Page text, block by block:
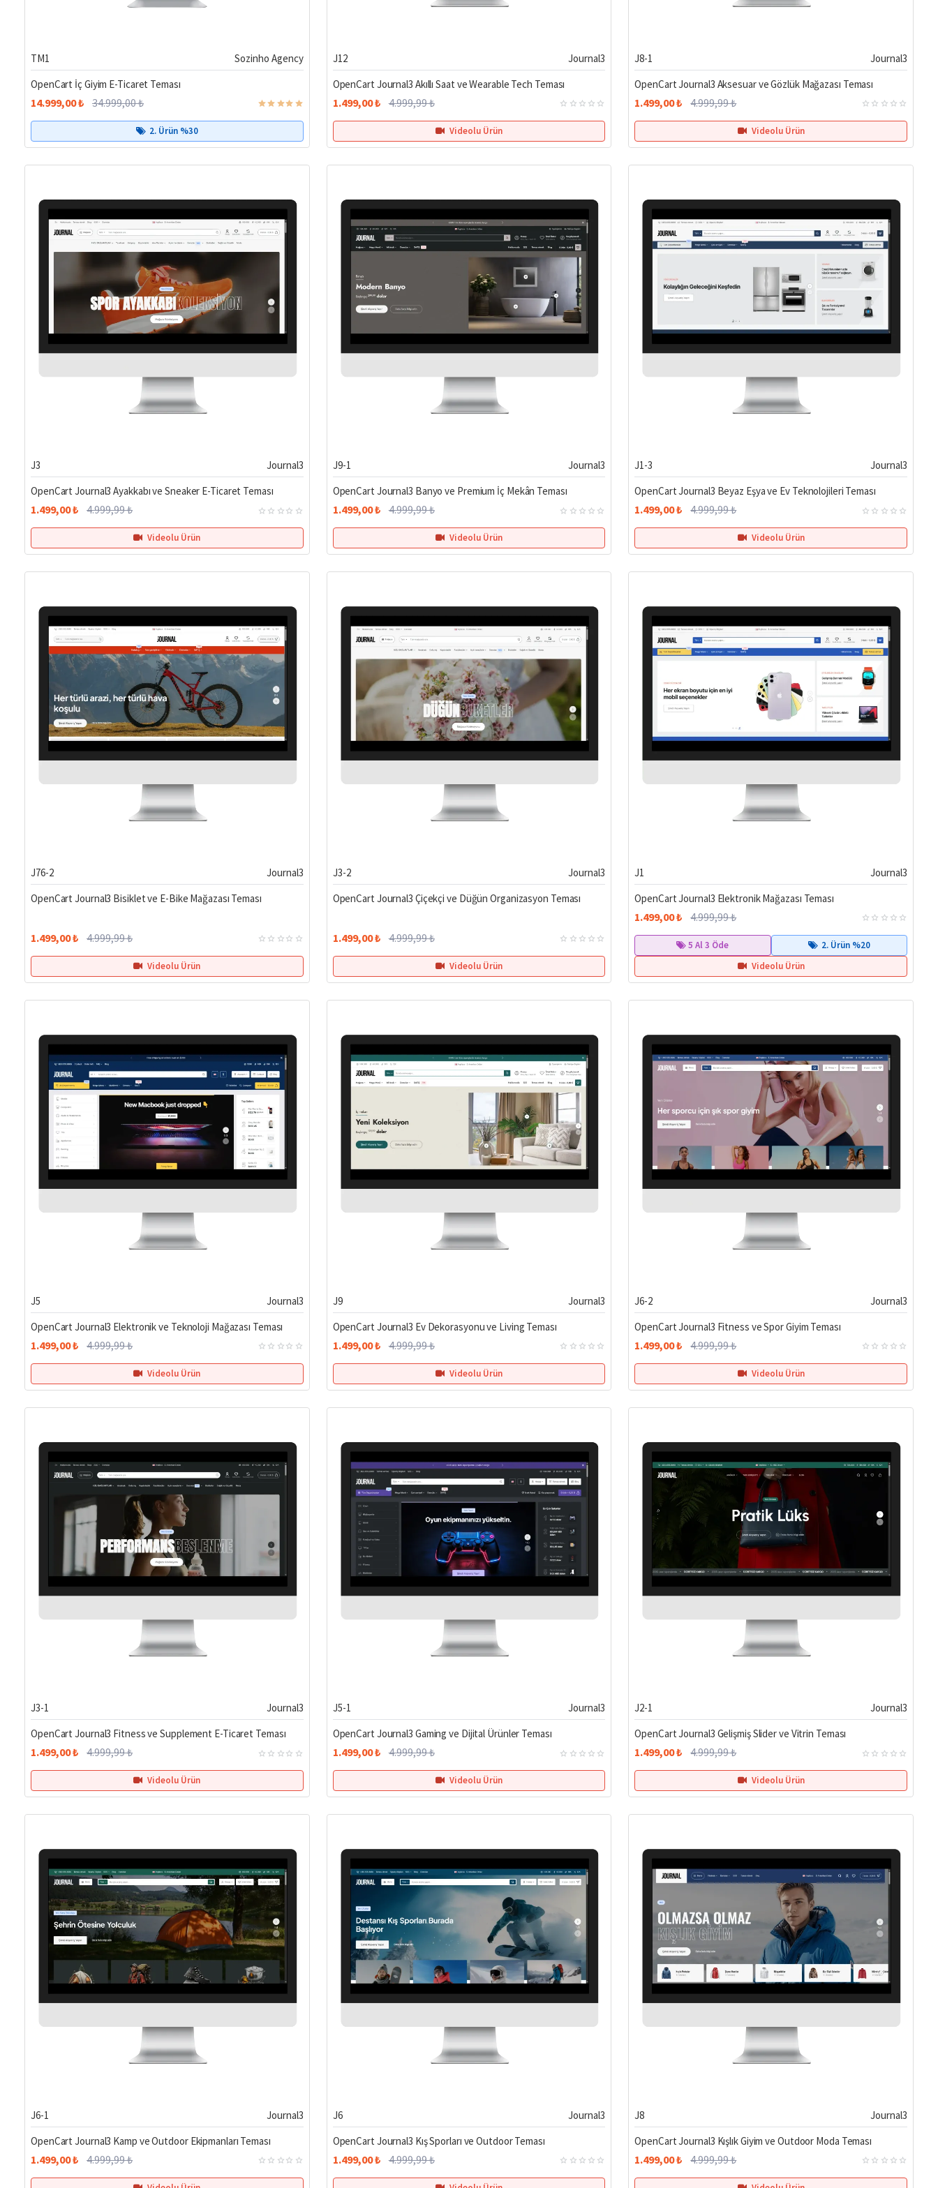
Hemen Teslim
TM1
Sozinho Agency
OpenCart İç Giyim E-Ticaret Teması
14.999,00 ₺ 34.999,00 ₺
2. Ürün %30
Hemen Teslim
%70
J12
Journal3
OpenCart Journal3 Akıllı Saat ve Wearable Tech Teması
1.499,00 ₺ 4.999,99 ₺
Videolu Ürün
%70
J8-1
Journal3
OpenCart Journal3 Aksesuar ve Gözlük Mağazası Teması
1.499,00 ₺ 4.999,99 ₺
Videolu Ürün
Hemen Teslim
%70
J3
Journal3
OpenCart Journal3 Ayakkabı ve Sneaker E-Ticaret Teması
1.499,00 ₺ 4.999,99 ₺
Videolu Ürün
Hemen Teslim
%70
J9-1
Journal3
OpenCart Journal3 Banyo ve Premium İç Mekân Teması
1.499,00 ₺ 4.999,99 ₺
Videolu Ürün
%70
J1-3
Journal3
OpenCart Journal3 Beyaz Eşya ve Ev Teknolojileri Teması
1.499,00 ₺ 4.999,99 ₺
Videolu Ürün
Hemen Teslim
%70
J76-2
Journal3
OpenCart Journal3 Bisiklet ve E-Bike Mağazası Teması
1.499,00 ₺ 4.999,99 ₺
Videolu Ürün
Hemen Teslim
%70
J3-2
Journal3
OpenCart Journal3 Çiçekçi ve Düğün Organizasyon Teması
1.499,00 ₺ 4.999,99 ₺
Videolu Ürün
Hemen Teslim
%70
J1
Journal3
OpenCart Journal3 Elektronik Mağazası Teması
1.499,00 ₺ 4.999,99 ₺
5 Al 3 Öde
2. Ürün %20
Videolu Ürün
Hemen Teslim
%70
J5
Journal3
OpenCart Journal3 Elektronik ve Teknoloji Mağazası Teması
1.499,00 ₺ 4.999,99 ₺
Videolu Ürün
Hemen Teslim
%70
J9
Journal3
OpenCart Journal3 Ev Dekorasyonu ve Living Teması
1.499,00 ₺ 4.999,99 ₺
Videolu Ürün
%70
J6-2
Journal3
OpenCart Journal3 Fitness ve Spor Giyim Teması
1.499,00 ₺ 4.999,99 ₺
Videolu Ürün
Hemen Teslim
%70
J3-1
Journal3
OpenCart Journal3 Fitness ve Supplement E-Ticaret Teması
1.499,00 ₺ 4.999,99 ₺
Videolu Ürün
Hemen Teslim
%70
J5-1
Journal3
OpenCart Journal3 Gaming ve Dijital Ürünler Teması
1.499,00 ₺ 4.999,99 ₺
Videolu Ürün
Hemen Teslim
%70
J2-1
Journal3
OpenCart Journal3 Gelişmiş Slider ve Vitrin Teması
1.499,00 ₺ 4.999,99 ₺
Videolu Ürün
%70
J6-1
Journal3
OpenCart Journal3 Kamp ve Outdoor Ekipmanları Teması
1.499,00 ₺ 4.999,99 ₺
%70
J6
Journal3
OpenCart Journal3 Kış Sporları ve Outdoor Teması
1.499,00 ₺ 4.999,99 ₺
%70
J8
Journal3
OpenCart Journal3 Kışlık Giyim ve Outdoor Moda Teması
1.499,00 ₺ 4.999,99 ₺